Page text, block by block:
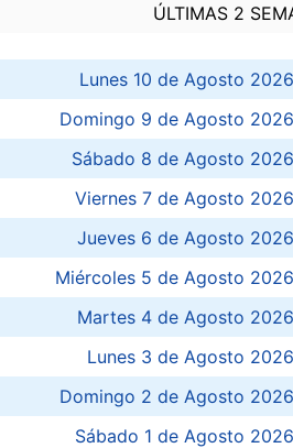
ÚLTIMAS 2
Lunes 10 de Agosto 2026
Domingo 9 de Agosto 2026
Sábado 8 de Agosto 2026
Viernes 7 de Agosto 2026
Jueves 6 de Agosto 2026
Miércoles 5 de Agosto 2026
Martes 4 de Agosto 2026
Lunes 3 de Agosto 2026
Domingo 2 de Agosto 2026
Sábado 1 de Agosto 2026